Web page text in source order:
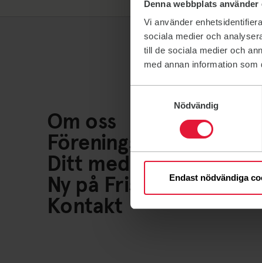
Denna webbplats använder
Vi använder
sociala medier och
till de sociala medier och
med annan information
Nödvändig
Endast nödvändiga
Om oss
Föreningsliv
Ditt medlemskap
Ny på Friskis
Kontakt